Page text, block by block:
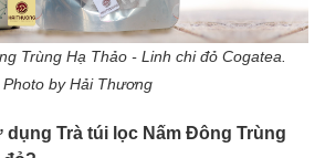
Trùng Hạ Thảo - Linh chi đỏ Cogatea.
Photo by Hải Thương
dụng Trà túi lọc Nấm Đông Trùng